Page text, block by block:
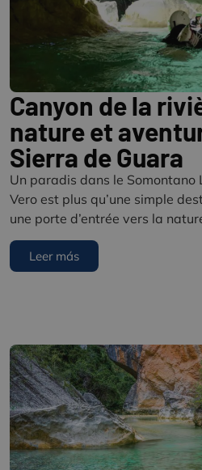
Canyon de la
nature et
Sierra de Guara
Un paradis dans le Somontano
Vero est plus qu’une simple
une porte d’entrée vers la
Leer más